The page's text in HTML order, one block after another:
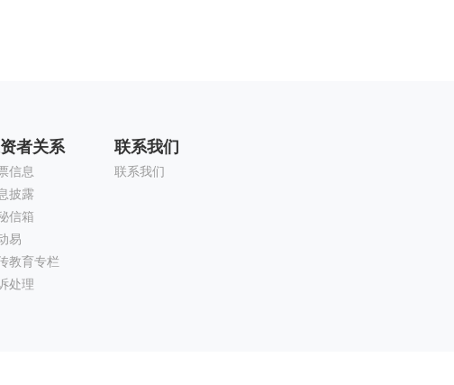
者关系
信息
披露
信箱
易
教育专栏
处理
联系我们
联系我们